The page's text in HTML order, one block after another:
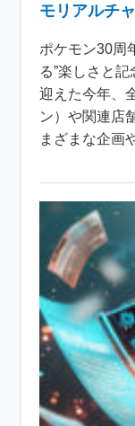
モリアルチ
ポケモン30周
る”楽しさと
迎えた今年、
ン）や関連店
まざまな企画